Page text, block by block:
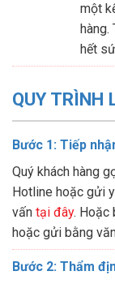
một
hết
QUY TRÌNH
Bước 1: Tiếp
Quý khách hàng
Hotline hoặc gửi
vấn tại đây. Hoặc
hoặc gửi bằng
Bước 2: Thẩm